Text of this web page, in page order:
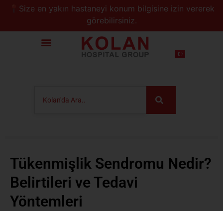
📍Size en yakın hastaneyi konum bilgisine izin vererek
görebilirsiniz.
Tükenmişlik Sendromu Nedir?
Belirtileri ve Tedavi
Yöntemleri